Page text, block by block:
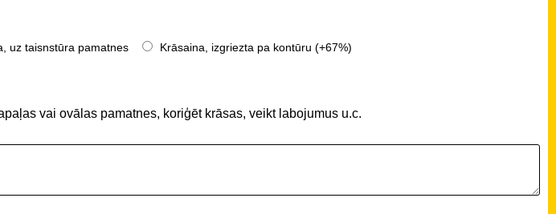
uz taisnstūra pamatnes Krāsaina, izgriezta pa kontūru (+67%)
vai ovālas pamatnes, koriģēt krāsas, veikt labojumus u.c.